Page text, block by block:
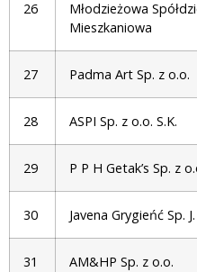
26
Młodzieżowa
Mieszkaniowa
27 Padma Art Sp. z o.o.
28 ASPI Sp. z o.o. S.K.
29 P P H Getak’s Sp. z
30 Javena Grygieńć Sp. J.
31 AM&HP Sp. z o.o.